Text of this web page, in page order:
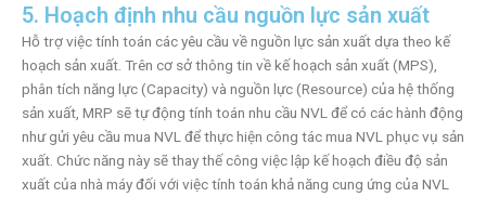
5. Hoạch định nhu cầu nguồn lực sản xuất
Hỗ trợ việc tính toán các yêu cầu về nguồn lực sản xuất dựa theo kế
hoạch sản xuất. Trên cơ sở thông tin về kế hoạch sản xuất (MPS),
phân tích năng lực (Capacity) và nguồn lực (Resource) của hệ thống
sản xuất, MRP sẽ tự động tính toán nhu cầu NVL để có các hành động
như gửi yêu cầu mua NVL để thực hiện công tác mua NVL phục vụ sản
xuất. Chức năng này sẽ thay thế công việc lập kế hoạch điều độ sản
xuất của nhà máy đối với việc tính toán khả năng cung ứng của NVL